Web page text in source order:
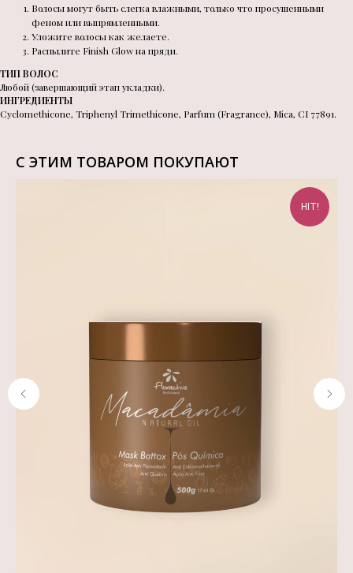
Волосы могут быть слегка влажными, только что просушенными
феном или выпрямленными.
Уложите волосы как желаете.
Распылите Finish Glow на пряди.
ТИП ВОЛОС
Любой (завершающий этап укладки).
ИНГРЕДИЕНТЫ
Cyclomethicone, Triphenyl Trimethicone, Parfum (Fragrance), Mica, CI 77891.
С ЭТИМ ТОВАРОМ ПОКУПАЮТ
HIT!